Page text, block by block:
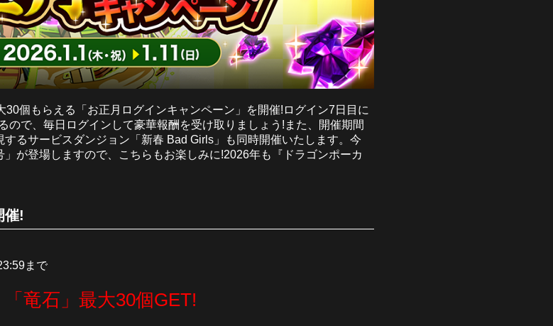
個もらえる「お正月ログインキャンペーン」を開催!ログイン7日目に
ので、毎日ログインして豪華報酬を受け取りましょう!また、開催期間
るサービスダンジョン「新春 Bad Girls」も同時開催いたします。今
が登場しますので、こちらもお楽しみに!2026年も『ドラゴンポーカ
催!
まで
竜石」最大30個GET!